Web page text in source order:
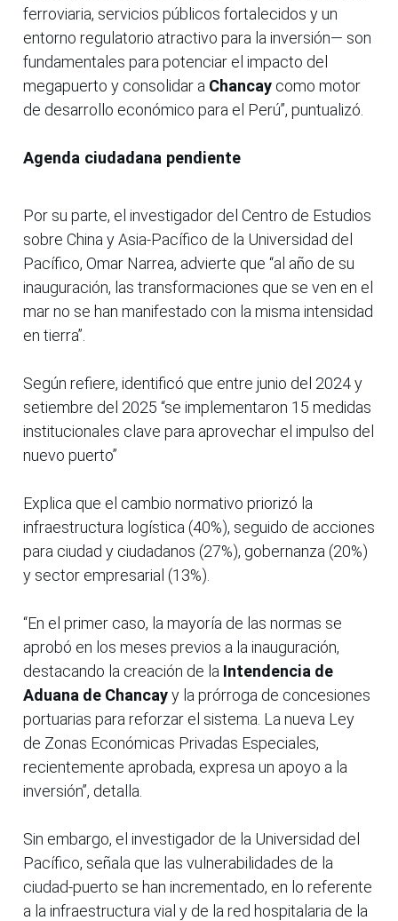
ferroviaria, servicios públicos fortalecidos y un
entorno regulatorio atractivo para la inversión— son
fundamentales para potenciar el impacto del
megapuerto y consolidar a Chancay como motor
de desarrollo económico para el Perú”, puntualizó.
Agenda ciudadana pendiente
Por su parte, el investigador del Centro de Estudios
sobre China y Asia-Pacífico de la Universidad del
Pacífico, Omar Narrea, advierte que “al año de su
inauguración, las transformaciones que se ven en el
mar no se han manifestado con la misma intensidad
en tierra”.
Según refiere, identificó que entre junio del 2024 y
setiembre del 2025 “se implementaron 15 medidas
institucionales clave para aprovechar el impulso del
nuevo puerto”
Explica que el cambio normativo priorizó la
infraestructura logística (40%), seguido de acciones
para ciudad y ciudadanos (27%), gobernanza (20%)
y sector empresarial (13%).
“En el primer caso, la mayoría de las normas se
aprobó en los meses previos a la inauguración,
destacando la creación de la Intendencia de
Aduana de Chancayy la prórroga de concesiones
portuarias para reforzar el sistema. La nueva Ley
de Zonas Económicas Privadas Especiales,
recientemente aprobada, expresa un apoyo a la
inversión”, detalla.
Sin embargo, el investigador de la Universidad del
Pacífico, señala que las vulnerabilidades de la
ciudad-puerto se han incrementado, en lo referente
a la infraestructura vial y de la red hospitalaria de la